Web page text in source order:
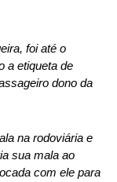
foi até o
a etiqueta de
dono da
na rodoviária e
sua mala ao
com ele para